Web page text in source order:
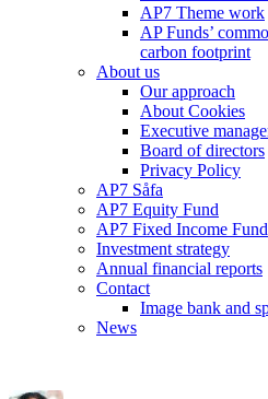
AP7 Theme work
AP Funds’
carbon footprint
About us
Our approach
About Cookies
Executive
Board of directors
Privacy Policy
AP7 Såfa
AP7 Equity Fund
AP7 Fixed Income Fund
Investment strategy
Annual financial reports
Contact
Image bank and
News